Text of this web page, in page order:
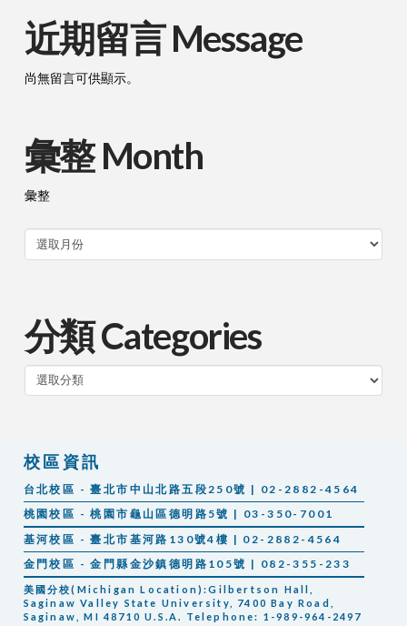
近期留言 Message
尚無留言可供顯示。
彙整 Month
彙整
分類 Categories
類
校區資訊
台北校區 - 臺北市中山北路五段250號 | 02-2882-4564
桃園校區 - 桃園市龜山區德明路5號 | 03-350-7001
基河校區 - 臺北市基河路130號4樓 | 02-2882-4564
金門校區 - 金門縣金沙鎮德明路105號 | 082-355-233
美國分校(Michigan Location):Gilbertson Hall,
Saginaw Valley State University, 7400 Bay Road,
Saginaw, MI 48710 U.S.A. Telephone: 1-989-964-2497